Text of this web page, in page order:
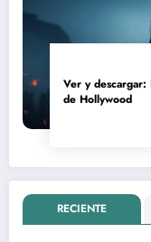
Ver y
de Hollywood
RECIENTE